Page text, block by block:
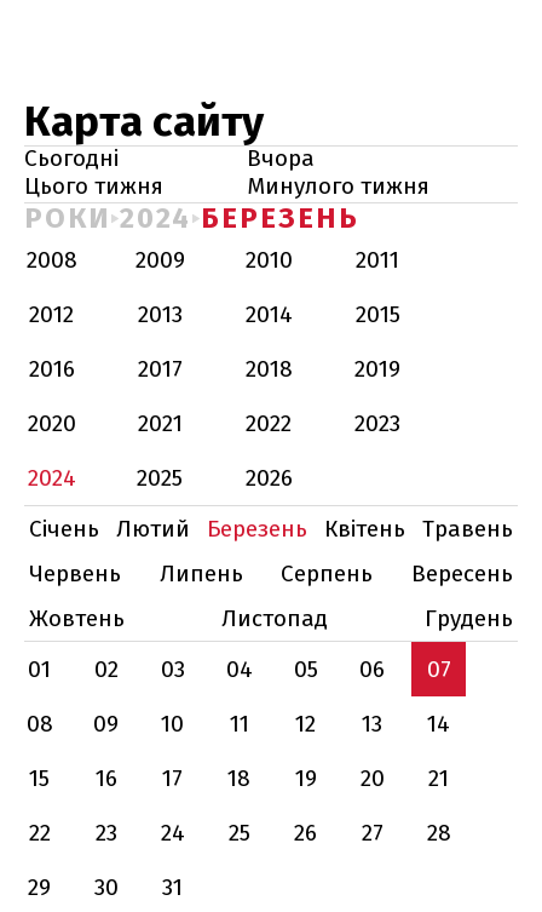
Карта сайту
Сьогодні
Вчора
Цього тижня
Минулого тижня
РОКИ 2024 БЕРЕЗЕНЬ
2008 2009 2010
2011
2012
2013 2014
2015
2016
2017 2018
2019
2020
2021 2022
2023
2024
2025
2026
Січень
Лютий Березень Квітень
Травень
Червень
Липень Серпень
Вересень
Жовтень
Листопад
Грудень
01
02 03 04 05 06
07
08
09 10 11 12 13
14
15
16 17 18 19 20
21
22
23 24 25 26 27
28
29
30 31